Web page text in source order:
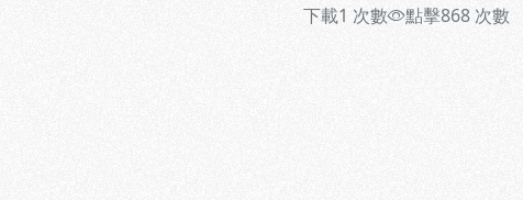
下載1 次數 點擊868 次數